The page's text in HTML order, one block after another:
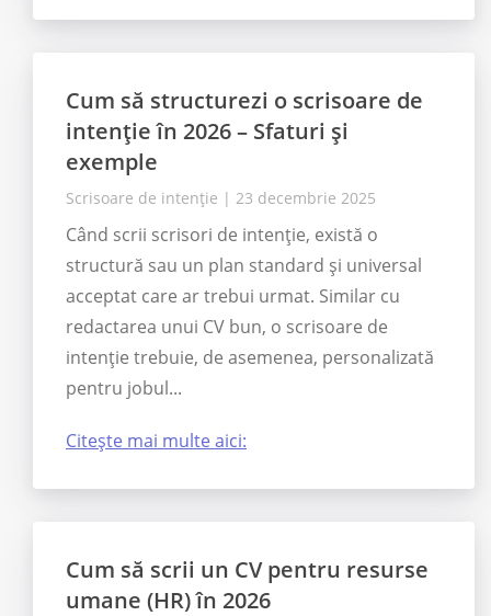
Cum să structurezi o scrisoare de
intenție în 2026 – Sfaturi și
exemple
Scrisoare de intenție | 23 decembrie 2025
Când scrii scrisori de intenție, există o
structură sau un plan standard și universal
acceptat care ar trebui urmat. Similar cu
redactarea unui CV bun, o scrisoare de
intenție trebuie, de asemenea, personalizată
pentru jobul...
Citește mai multe aici:
Cum să scrii un CV pentru resurse
umane (HR) în 2026